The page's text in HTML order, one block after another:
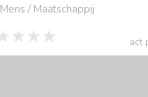
/ Maatschappij
act